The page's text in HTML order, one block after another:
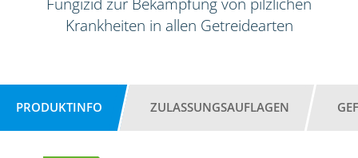
Krankheiten in allen Getreidearten
PRODUKTINFO ZULASSUNGSAUFLAGEN